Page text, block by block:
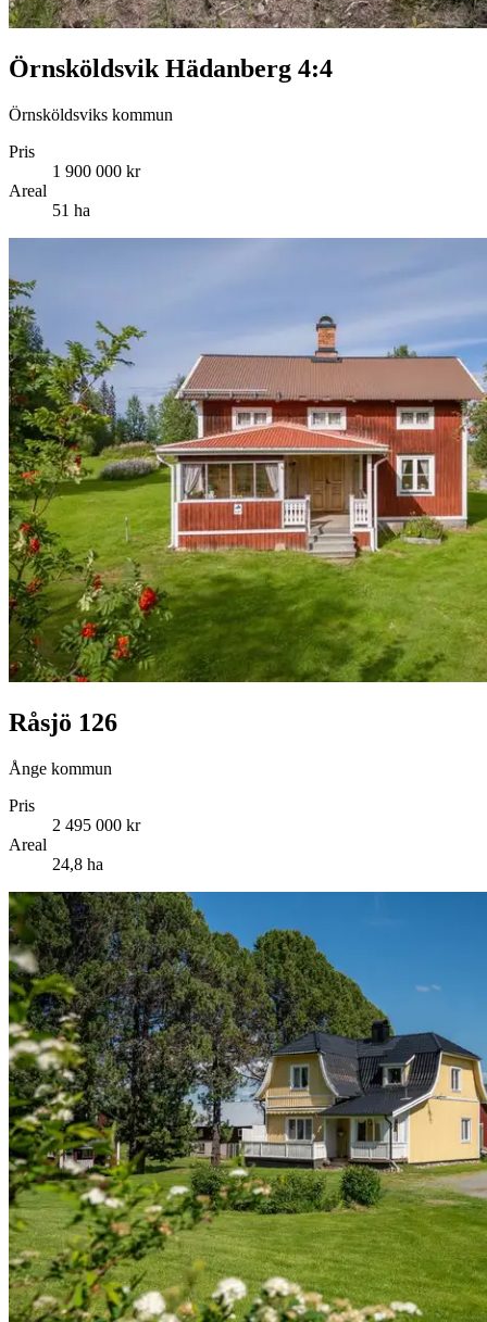
Örnsköldsvik Hädanberg 4:4
Örnsköldsviks kommun
Pris
1 900 000 kr
Areal
51 ha
Råsjö 126
Ånge kommun
Pris
2 495 000 kr
Areal
24,8 ha